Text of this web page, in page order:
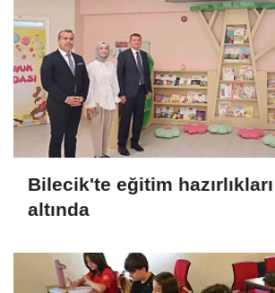
Bilecik'te eğitim
altında